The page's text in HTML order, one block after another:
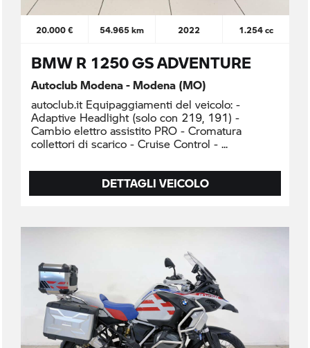
20.000 € 54.965 km 2022 1.254 cc
BMW R 1250 GS ADVENTURE
Autoclub Modena - Modena (MO)
autoclub.it Equipaggiamenti del veicolo: -
Adaptive Headlight (solo con 219, 191) -
Cambio elettro assistito PRO - Cromatura
collettori di scarico - Cruise Control -
DETTAGLI VEICOLO